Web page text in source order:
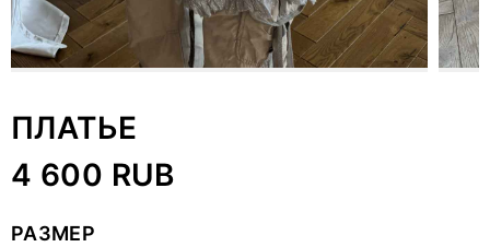
ПЛАТЬЕ
4 600 RUB
РАЗМЕР